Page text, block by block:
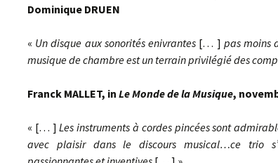
Dominique DRUEN
« Un disque aux sonorités enivrantes [… ] pas moins
musique de chambre est un terrain privilégié des
Franck MALLET, in Le Monde de la Musique,
« [… ]Les instruments à cordes pincées sont
avec plaisir dans le discours musical…ce trio